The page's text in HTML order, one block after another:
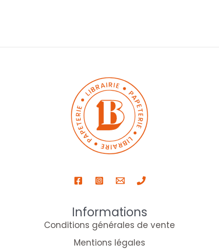
Informations
Conditions générales de vente
Mentions légales